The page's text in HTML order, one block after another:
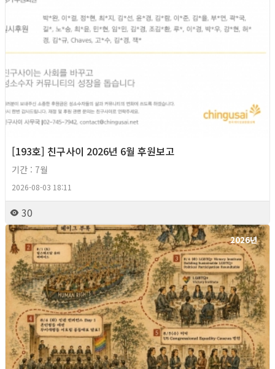
[193호] 친구사이 2026년 6월 후원보고
기간 : 7월
2026-08-03 18:11
30
2026년